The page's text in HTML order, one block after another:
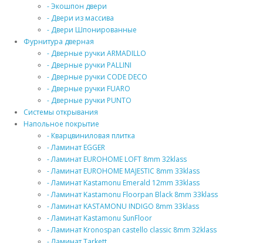
- Экошпон двери
- Двери из массива
- Двери Шпонированные
Фурнитура дверная
- Дверные ручки ARMADILLO
- Дверные ручки PALLINI
- Дверные ручки CODE DECO
- Дверные ручки FUARO
- Дверные ручки PUNTO
Системы открывания
Напольное покрытие
- Кварцвиниловая плитка
- Ламинат EGGER
- Ламинат EUROHOME LOFT 8mm 32klass
- Ламинат EUROHOME MAJESTIC 8mm 33klass
- Ламинат Kastamonu Emerald 12mm 33klass
- Ламинат Kastamonu Floorpan Black 8mm 33klass
- Ламинат KASTAMONU INDIGO 8mm 33klass
- Ламинат Kastamonu SunFloor
- Ламинат Kronospan castello classic 8mm 32klass